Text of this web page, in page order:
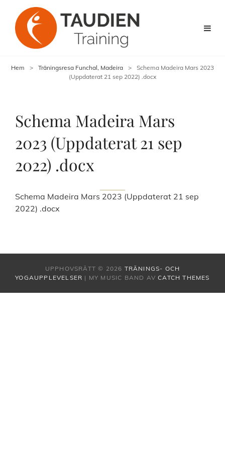
Hem > Träningsresa Funchal, Madeira >
Schema Madeira Mars 2023
(Uppdaterat 21 sep 2022) .docx
Schema Madeira Mars
2023 (Uppdaterat 21 sep
2022) .docx
Schema Madeira Mars 2023 (Uppdaterat 21 sep
2022) .docx
UPPHOVSRÄTT © 2026 TRÄNINGS- OCH
YOGAUPPLEVELSER | MY MUSIC BAND AVCATCH THEMES